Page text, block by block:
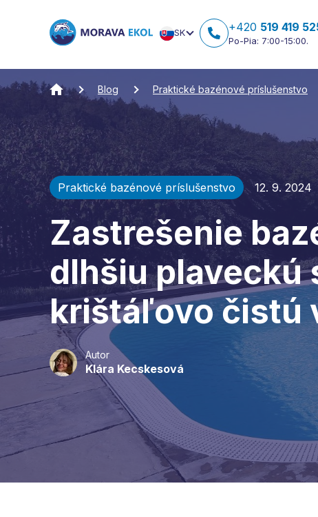
SK +420 519 419
Po-Pia: 7:00-15:00.
Blog Praktické bazénové príslušenstvo
Praktické bazénové príslušenstvo 12. 9. 2024
Zastrešenie
dlhšiu plaveckú
krištáľovo čistú
Autor
Klára Kecskesová